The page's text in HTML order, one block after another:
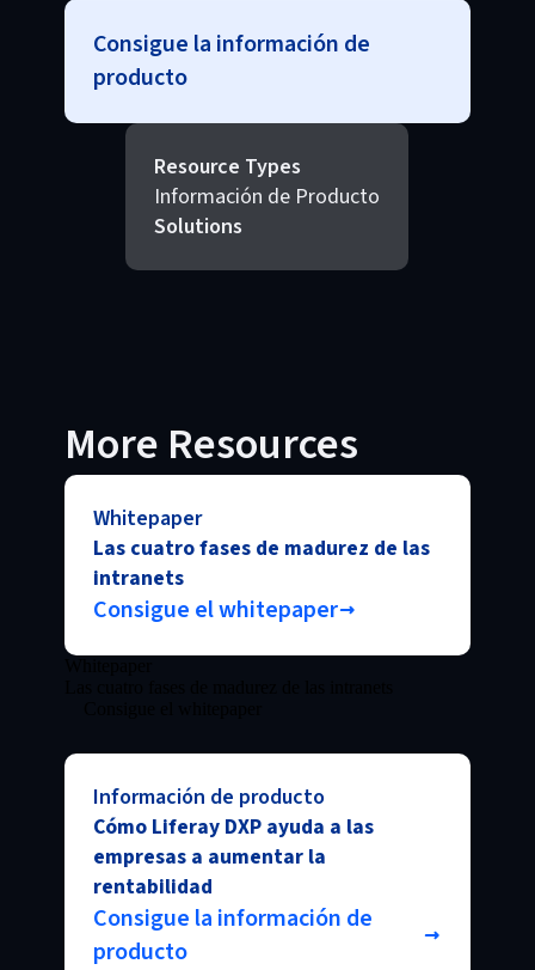
Consigue la información de
producto
Resource Types
Información de Producto
Solutions
More Resources
Whitepaper
Las cuatro fases de madurez de las
intranets
Consigue el whitepaper
Información de producto
Cómo Liferay DXP ayuda a las
empresas a aumentar la
rentabilidad
Consigue la información de
producto